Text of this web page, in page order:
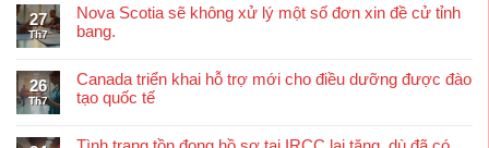
27
Th7
Nova Scotia sẽ không xử lý một số đơn xin đề cử tỉnh
bang.
26
Th7
Canada triển khai hỗ trợ mới cho điều dưỡng được đào
tạo quốc tế